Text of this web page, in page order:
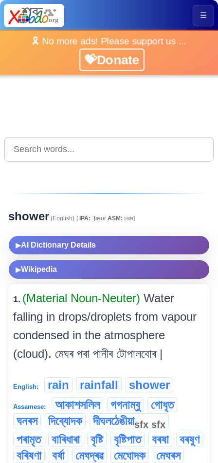
☰
🎗️ No more ads! Please support us ...
💝Donate
shower (English) [IPA: ˈʃæʊr ASM: চাৱাৰ]
▶AI Dictionary Details
▶Wikipedia
1. (Material Noun-Neuter) Water
falling in drops/droplets from vapour
condensed in the atmosphere
(cloud). মেঘৰ পৰা পানীৰ টোপালবোৰ |
English: rain rainfall shower
Assamese: আকাশসলিল গগনাম্বু
গোধৃত
ঘনৰস
দিব্যোদক দীঘলঠেঙীয়াsfx sfx
পৰামৃত বাৰিধাৰা বৃষ্টি বৃষ্টিপাত বৰষা
বৰষুণ
বৰিষণা
বৰ্ষা মেঘদ্ৰৱ মেঘোদক মেঘৰস